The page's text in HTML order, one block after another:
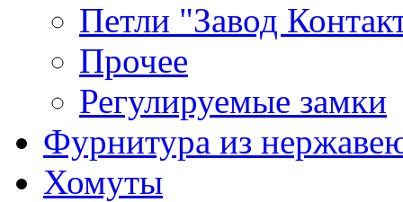
Петли "Завод
Прочее
Регулируемые замки
Фурнитура из
Хомуты